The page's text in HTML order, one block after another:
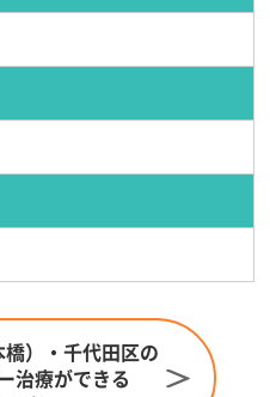
）・千代田区の
治療ができる